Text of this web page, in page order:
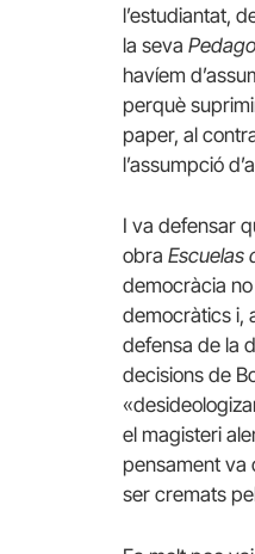
l’estudiantat,
la seva
havíem
perquè
paper, al
l’assumpció
I va defensar
obra Escuelas
democràcia
democràtics i,
defensa de la
decisions de
el magisteri
pensament va
ser cremats